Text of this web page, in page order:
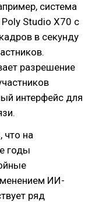
система
Studio X70 с
в секунду
разрешение
интерфейс для
что на
годы
ИИ-
ряд